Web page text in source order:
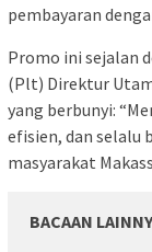
pembayaran
Promo ini sejalan
(Plt) Direktur
yang berbunyi:
efisien, dan selalu
masyarakat
BACAAN